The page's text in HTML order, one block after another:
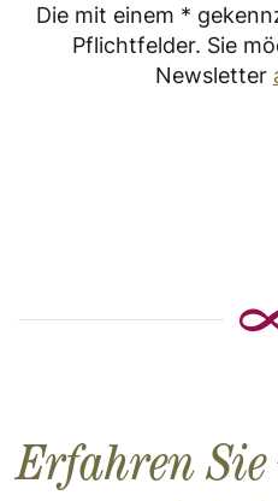
Die mit einem *
Pflichtfelder. Sie
Newsletter
Erfahren